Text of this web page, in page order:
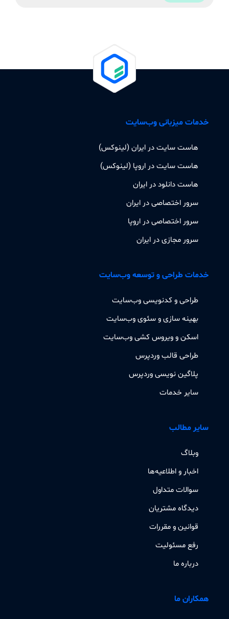
خدمات میزبانی وب‌سایت
هاست سایت در ایران (لینوکس)
هاست سایت در اروپا (لینوکس)
هاست دانلود در ایران
سرور اختصاصی در ایران
سرور اختصاصی در اروپا
سرور مجازی در ایران
خدمات طراحی و توسعه وب‌سایت
طراحی و کدنویسی وب‌سایت
بهینه سازی و سئوی وب‌سایت
اسکن و ویروس کشی وب‌سایت
طراحی قالب وردپرس
پلاگین نویسی وردپرس
سایر خدمات
سایر مطالب
وبلاگ
اخبار و اطلاعیه‌ها
سوالات متداول
دیدگاه مشتریان
قوانین و مقررات
رفع مسئولیت
درباره ما
همکاران ما